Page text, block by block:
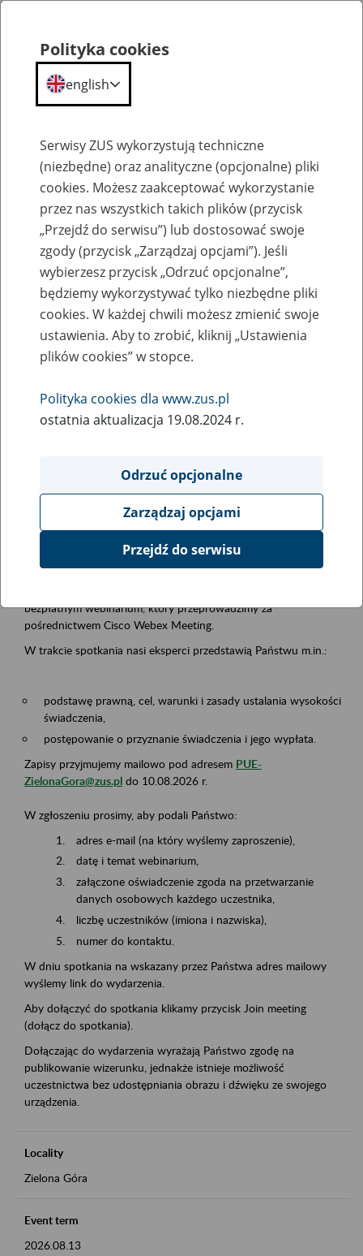
Szkolenia
Szkolenie online - Świadczenie
uzupełniające dla osób niezdolnych do
samodzielnej egzystencji
Rodzaj wydarzenia
bezpłatnym webinarium, który przeprowadzimy za
pośrednictwem Cisco Webex Meeting.
W trakcie spotkania nasi eksperci przedstawią Państwu m.in.:
podstawę prawną, cel, warunki i zasady ustalania wysokości
świadczenia,
postępowanie o przyznanie świadczenia i jego wypłata.
Zapisy przyjmujemy mailowo pod adresem PUE-
ZielonaGora@zus.pl do 10.08.2026 r.
W zgłoszeniu prosimy, aby podali Państwo:
adres e-mail (na który wyślemy zaproszenie),
datę i temat webinarium,
załączone oświadczenie zgoda na przetwarzanie
danych osobowych każdego uczestnika,
liczbę uczestników (imiona i nazwiska),
numer do kontaktu.
W dniu spotkania na wskazany przez Państwa adres mailowy
wyślemy link do wydarzenia.
Aby dołączyć do spotkania klikamy przycisk Join meeting
(dołącz do spotkania).
Dołączając do wydarzenia wyrażają Państwo zgodę na
publikowanie wizerunku, jednakże istnieje możliwość
uczestnictwa bez udostępniania obrazu i dźwięku ze swojego
urządzenia.
Locality
Zielona Góra
Event term
2026.08.13
Polityka cookies
english
Serwisy ZUS wykorzystują techniczne
(niezbędne) oraz analityczne (opcjonalne) pliki
cookies. Możesz zaakceptować wykorzystanie
przez nas wszystkich takich plików (przycisk
„Przejdź do serwisu”) lub dostosować swoje
zgody (przycisk „Zarządzaj opcjami”). Jeśli
wybierzesz przycisk „Odrzuć opcjonalne”,
będziemy wykorzystywać tylko niezbędne pliki
cookies. W każdej chwili możesz zmienić swoje
ustawienia. Aby to zrobić, kliknij „Ustawienia
plików cookies” w stopce.
Polityka cookies dla www.zus.pl
ostatnia aktualizacja 19.08.2024 r.
Odrzuć opcjonalne
Zarządzaj opcjami
Przejdź do serwisu